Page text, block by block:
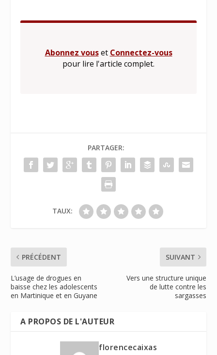
Abonnez vouset Connectez-vous
pour lire l'article complet.
PARTAGER:
TAUX:
PRÉCÉDENT
L’usage de drogues en
baisse chez les adolescents
en Martinique et en Guyane
SUIVANT
Vers une structure unique
de lutte contre les
sargasses
A PROPOS DE L'AUTEUR
florencecaixas